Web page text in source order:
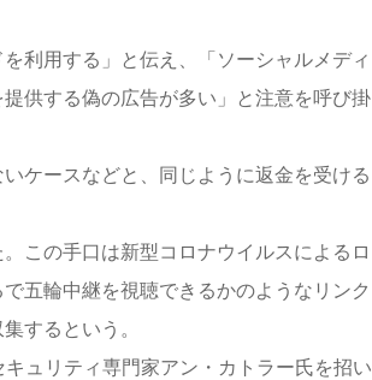
利用する」と伝え、「ソーシャルメディ
供する偽の広告が多い」と注意を呼び掛
ケースなどと、同じように返金を受ける
この手口は新型コロナウイルスによるロ
五輪中継を視聴できるかのようなリンク
するという。
ュリティ専門家アン・カトラー氏を招い